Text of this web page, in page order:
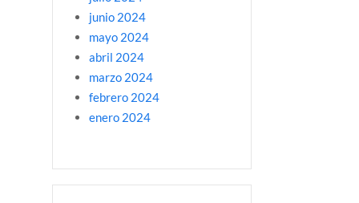
junio 2024
mayo 2024
abril 2024
marzo 2024
febrero 2024
enero 2024